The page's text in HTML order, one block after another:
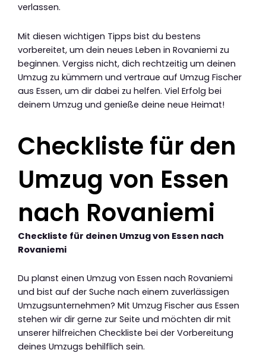
verlassen.
Mit diesen wichtigen Tipps bist du bestens
vorbereitet, um dein neues Leben in Rovaniemi zu
beginnen. Vergiss nicht, dich rechtzeitig um deinen
Umzug zu kümmern und vertraue auf Umzug Fischer
aus Essen, um dir dabei zu helfen. Viel Erfolg bei
deinem Umzug und genieße deine neue Heimat!
Checkliste für den
Umzug von Essen
nach Rovaniemi
Checkliste für deinen Umzug von Essen nach
Rovaniemi
Du planst einen Umzug von Essen nach Rovaniemi
und bist auf der Suche nach einem zuverlässigen
Umzugsunternehmen? Mit Umzug Fischer aus Essen
stehen wir dir gerne zur Seite und möchten dir mit
unserer hilfreichen Checkliste bei der Vorbereitung
deines Umzugs behilflich sein.